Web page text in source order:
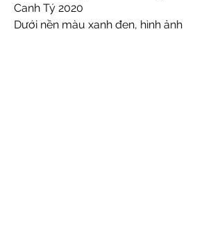
Canh Tý 2020
Dưới nền màu xanh đen, hình ảnh